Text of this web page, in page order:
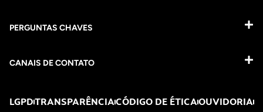
PERGUNTAS CHAVES​
CANAIS DE CONTATO
LGPDTRANSPARÊNCIACÓDIGO DE ÉTICAOUVIDORIA